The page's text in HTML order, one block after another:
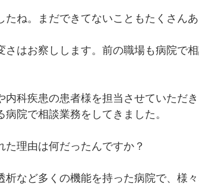
ね。まだできてないこともたくさんあ
さはお察しします。前の職場も病院で
内科疾患の患者様を担当させていただ
院で相談業務をしてきました。
理由は何だったんですか？
析など多くの機能を持った病院で、様